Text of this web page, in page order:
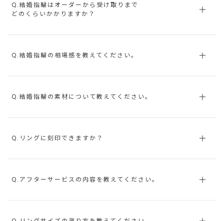
Q.結婚指輪はオーダーから受け取りまで
どのくらいかかりますか？
Q.結婚指輪の相場感を教えてください。
Q.結婚指輪の素材について教えてください。
Q.リングに刻印できますか？
Q.アフターサービスの内容を教えてください。